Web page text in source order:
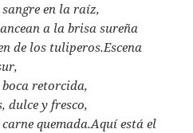
en la raíz,
a la brisa sureña
de los tuliperos.Escena
retorcida,
dulce y fresco,
quemada.Aquí está el